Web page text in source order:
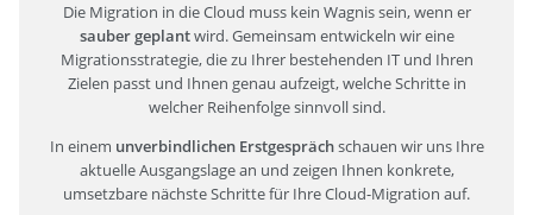
Die Migration in die Cloud muss kein Wagnis sein, wenn er
sauber geplantwird. Gemeinsam entwickeln wir eine
Migrationsstrategie, die zu Ihrer bestehenden IT und Ihren
Zielen passt und Ihnen genau aufzeigt, welche Schritte in
welcher Reihenfolge sinnvoll sind.
In einem unverbindlichen Erstgesprächschauen wir uns Ihre
aktuelle Ausgangslage an und zeigen Ihnen konkrete,
umsetzbare nächste Schritte für Ihre Cloud-Migration auf.